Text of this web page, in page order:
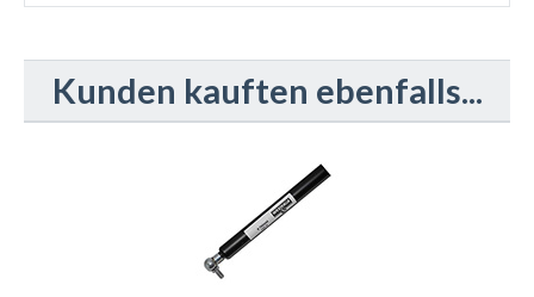
Kunden kauften ebenfalls...